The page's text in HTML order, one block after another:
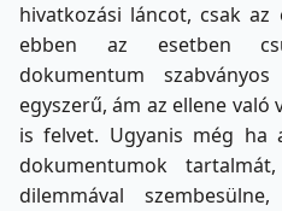
hivatkozási láncot, csak
ebben az esetben
dokumentum
egyszerű, ám az ellene
is felvet. Ugyanis még ha
dokumentumok
dilemmával